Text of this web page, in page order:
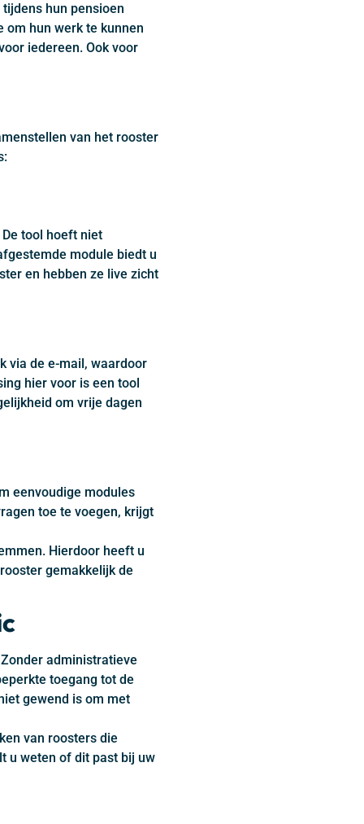
hun pensioen
om hun werk te kunnen
iedereen. Ook voor
van het rooster
tool hoeft niet
module biedt u
en hebben ze live zicht
via de e-mail, waardoor
hier voor is een tool
om vrije dagen
eenvoudige modules
toe te voegen, krijgt
Hierdoor heeft u
gemakkelijk de
administratieve
toegang tot de
gewend is om met
van roosters die
u weten of dit past bij uw